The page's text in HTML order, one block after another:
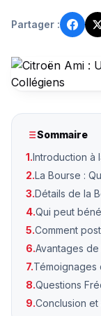
Partager :
Sommaire
1.Introduction à
2.La Bourse :
3.Détails de la
4.Qui peut
5.Comment
6.Avantages
7.Témoignages
8.Questions
9.Conclusion et